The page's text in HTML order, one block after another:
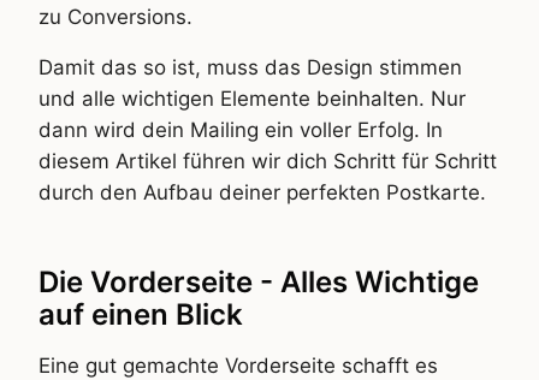
zu Conversions.
Damit das so ist, muss das Design stimmen
und alle wichtigen Elemente beinhalten. Nur
dann wird dein Mailing ein voller Erfolg. In
diesem Artikel führen wir dich Schritt für Schritt
durch den Aufbau deiner perfekten Postkarte.
Die Vorderseite - Alles Wichtige
auf einen Blick
Eine gut gemachte Vorderseite schafft es